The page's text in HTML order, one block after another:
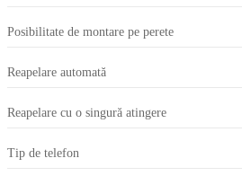
Posibilitate de montare pe perete
Reapelare automată
Reapelare cu o singură atingere
Tip de telefon